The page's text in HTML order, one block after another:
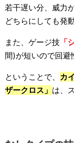
若干遅い分、威力
どちらにしても発
また、ゲージ技 「
間)が短いので回避
ということで、 カ
ザークロス」 は、